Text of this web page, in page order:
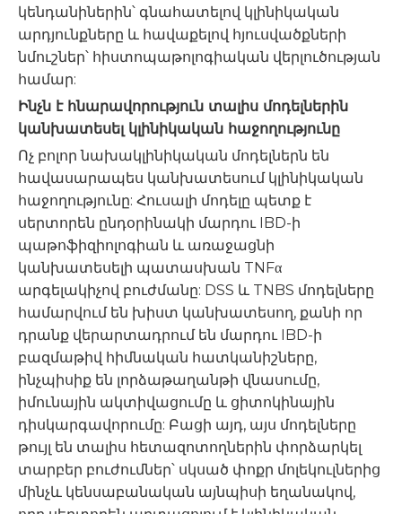
կենդանիներին՝ գնահատելով կլինիկական
արդյունքները և հավաքելով հյուսվածքների
նմուշներ՝ հիստոպաթոլոգիական վերլուծության
համար:
Ինչն է հնարավորություն տալիս մոդելներին
կանխատեսել կլինիկական հաջողությունը
Ոչ բոլոր նախակլինիկական մոդելներն են
հավասարապես կանխատեսում կլինիկական
հաջողությունը: Հուսալի մոդելը պետք է
սերտորեն ընդօրինակի մարդու IBD-ի
պաթոֆիզիոլոգիան և առաջացնի
կանխատեսելի պատասխան TNFα
արգելակիչով բուժմանը: DSS և TNBS մոդելները
համարվում են խիստ կանխատեսող, քանի որ
դրանք վերարտադրում են մարդու IBD-ի
բազմաթիվ հիմնական հատկանիշները,
ինչպիսիք են լորձաթաղանթի վնասումը,
իմունային ակտիվացումը և ցիտոկինային
դիսկարգավորումը: Բացի այդ, այս մոդելները
թույլ են տալիս հետազոտողներին փորձարկել
տարբեր բուժումներ՝ սկսած փոքր մոլեկուլներից
մինչև կենսաբանական այնպիսի եղանակով,